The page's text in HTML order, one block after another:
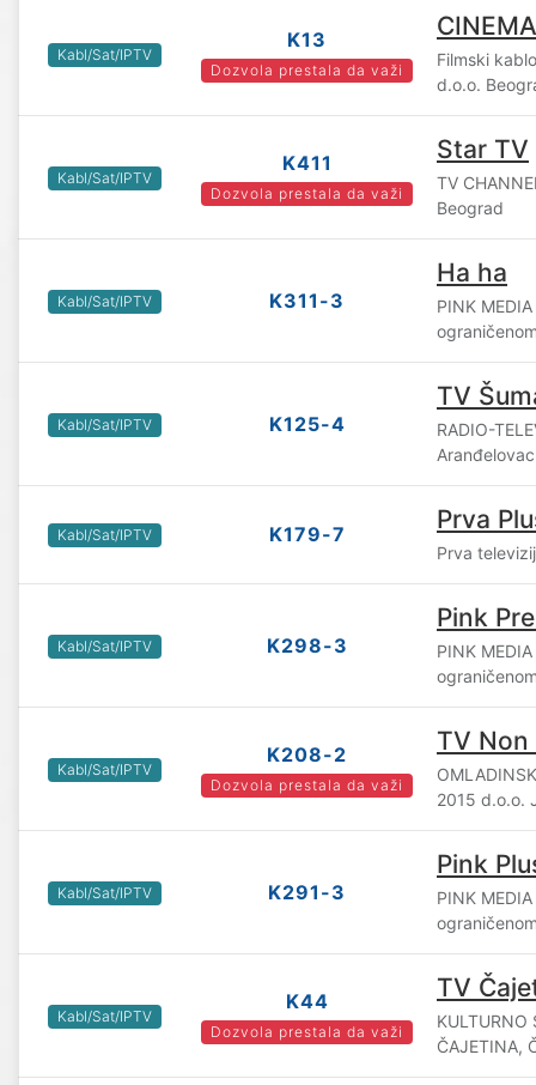
Kabl/Sat/IPTV
K13
Dozvola prestala da važi
Filmski
d.o.o.
Kabl/Sat/IPTV
K411
Dozvola prestala da važi
Star TV
TV
Beograd
Kabl/Sat/IPTV K311-3
Ha ha
PINK
Kabl/Sat/IPTV K125-4
TV
RADIO-
Aranđelovac
Kabl/Sat/IPTV K179-7 Prva
Prva
Kabl/Sat/IPTV K298-3
Pink
PINK
Kabl/Sat/IPTV
K208-2
Dozvola prestala da važi
TV
2015 d.o.o.
Kabl/Sat/IPTV K291-3
Pink
PINK
Kabl/Sat/IPTV
K44
Dozvola prestala da važi
TV
KULTURNO
ČAJETINA,